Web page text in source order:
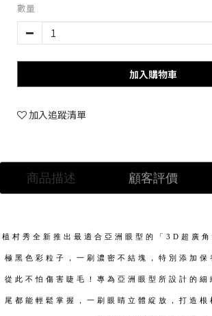
數量
加入購物車
加入追蹤清單
商品描述 顧客評價
植村秀全新推出最適合亞洲眼型的「3D超廣
極黑色彩粒子，一刷濃密不結塊，特別添加保
從此不怕傷害睫毛！專為亞洲眼型所設計的細
尾都能輕鬆掌握，一刷眼睛立體綻放，打造根